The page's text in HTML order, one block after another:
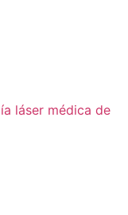
láser médica de